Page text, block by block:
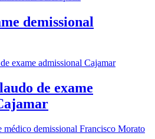
demissional
de exame